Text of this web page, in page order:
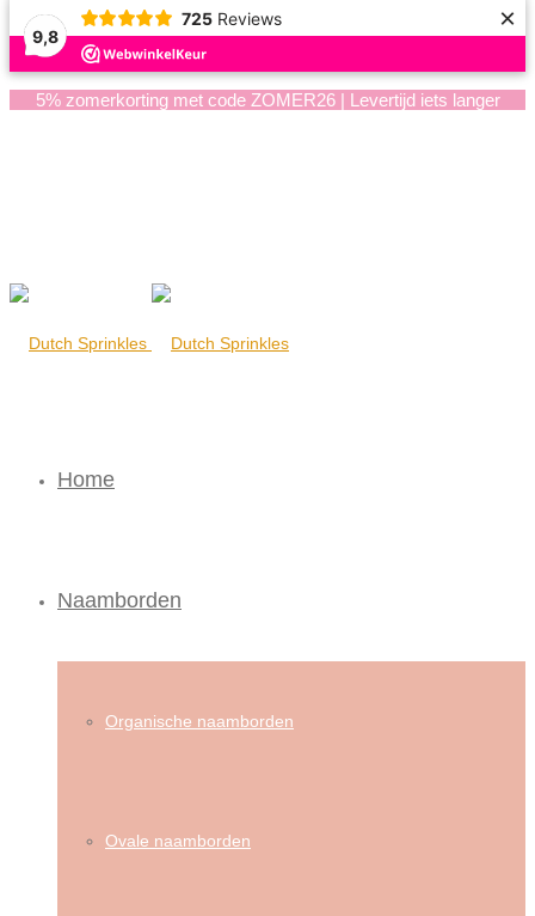
9,8
725 Reviews ×
5% zomerkorting met code ZOMER26 | Levertijd iets langer
Home
Naamborden
Organische naamborden
Ovale naamborden